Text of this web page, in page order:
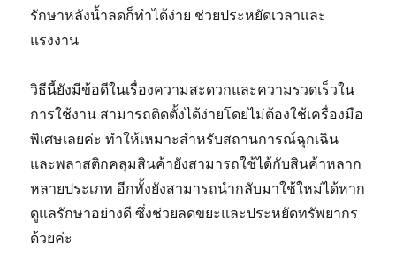
รักษาหลังน้ำลดก็ทำได้ง่าย ช่วยประหยัดเวลาและ
แรงงาน
วิธีนี้ยังมีข้อดีในเรื่องความสะดวกและความรวดเร็วใน
การใช้งาน สามารถติดตั้งได้ง่ายโดยไม่ต้องใช้เครื่องมือ
พิเศษเลยค่ะ ทำให้เหมาะสำหรับสถานการณ์ฉุกเฉิน
และพลาสติกคลุมสินค้ายังสามารถใช้ได้กับสินค้าหลาก
หลายประเภท อีกทั้งยังสามารถนำกลับมาใช้ใหม่ได้หาก
ดูแลรักษาอย่างดี ซึ่งช่วยลดขยะและประหยัดทรัพยากร
ด้วยค่ะ